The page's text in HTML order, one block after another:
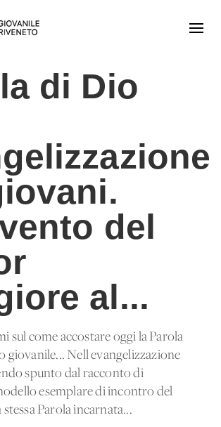
di Dio
del
al...
sul come accostare oggi la Parola
giovanile... Nell'evangelizzazione
spunto dal racconto di
esemplare di incontro del
Parola incarnata...